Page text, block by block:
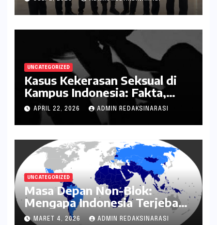
kepada Negara
UNCATEGORIZED
Kasus Kekerasan Seksual di
Kampus Indonesia: Fakta,
Pola Berulang, dan Tantangan
Penanganannya
APRIL 22, 2026 ADMIN REDAKSINARASI
UNCATEGORIZED
Masa Depan Non-Blok:
Mengapa Indonesia Terjebak
dalam Mode Bertahan?
MARET 4, 2026 ADMIN REDAKSINARASI